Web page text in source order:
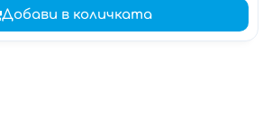
Добави в количката